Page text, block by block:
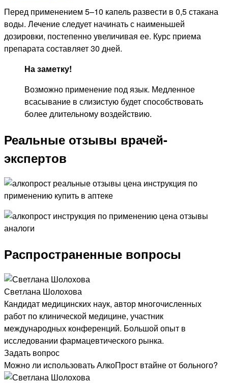
Перед применением 5–10 капель развести в 0,5 стакана
воды. Лечение следует начинать с наименьшей
дозировки, постепенно увеличивая ее. Курс приема
препарата составляет 30 дней.
На заметку!
Возможно применение под язык. Медленное
всасывание в слизистую будет способствовать
более длительному воздействию.
Реальные отзывы врачей-
экспертов
Распространенные вопросы
Светлана Шолохова
Кандидат медицинских наук, автор многочисленных
работ по клинической медицине, участник
международных конференций. Большой опыт в
исследовании фармацевтического рынка.
Задать вопрос
Можно ли использовать АлкоПрост втайне от больного?